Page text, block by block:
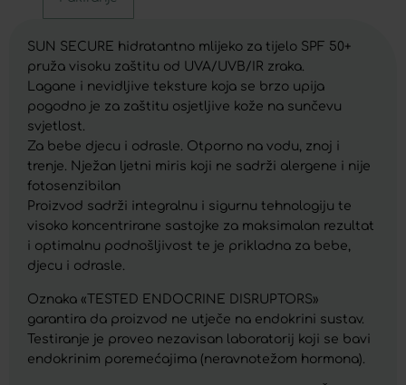
SUN SECURE hidratantno mlijeko za tijelo SPF 50+
pruža visoku zaštitu od UVA/UVB/IR zraka.
Lagane i nevidljive teksture koja se brzo upija
pogodno je za zaštitu osjetljive kože na sunčevu
svjetlost.
Za bebe djecu i odrasle. Otporno na vodu, znoj i
trenje. Nježan ljetni miris koji ne sadrži alergene i nije
fotosenzibilan
Proizvod sadrži integralnu i sigurnu tehnologiju te
visoko koncentrirane sastojke za maksimalan rezultat
i optimalnu podnošljivost te je prikladna za bebe,
djecu i odrasle.
Oznaka «TESTED ENDOCRINE DISRUPTORS»
garantira da proizvod ne utječe na endokrini sustav.
Testiranje je proveo nezavisan laboratorij koji se bavi
endokrinim poremećajima (neravnotežom hormona).